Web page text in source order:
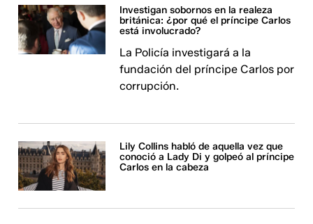
Investigan sobornos en la realeza
británica: ¿por qué el príncipe Carlos
está involucrado?
La Policía investigará a la
fundación del príncipe Carlos por
corrupción.
Lily Collins habló de aquella vez que
conoció a Lady Di y golpeó al príncipe
Carlos en la cabeza